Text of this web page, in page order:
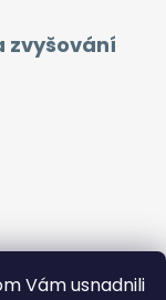
Vám usnadnili
zvyšování